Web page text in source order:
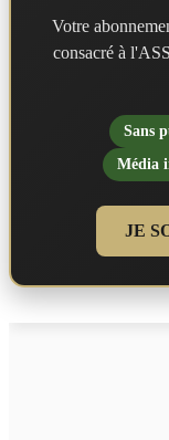
Votre
consacré à
Sans
Média
JE